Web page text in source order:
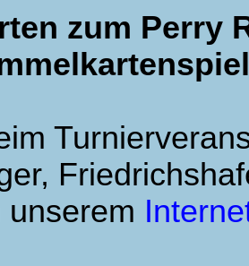
zum Perry
unserem